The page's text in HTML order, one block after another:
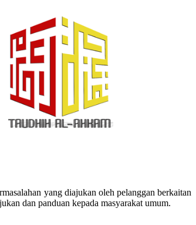
yang diajukan oleh pelanggan berkaitan
dan panduan kepada masyarakat umum.